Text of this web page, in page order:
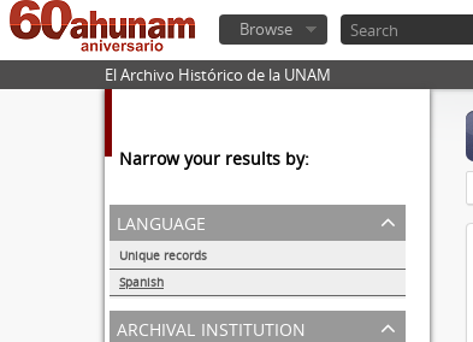
Browse
El Archivo Histórico de la UNAM
Narrow your results by:
language
Unique records
Spanish
1
archival institution